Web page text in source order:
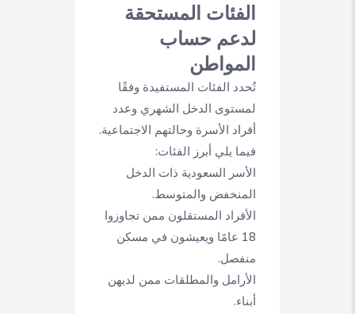
الفئات المستحقة
لدعم حساب
المواطن
تُحدد الفئات المستفيدة وفقًا
لمستوى الدخل الشهري وعدد
أفراد الأسرة وحالتهم الاجتماعية.
فيما يلي أبرز الفئات:
الأسر السعودية ذات الدخل
المنخفض والمتوسط.
الأفراد المستقلون ممن تجاوزوا
18 عامًا ويعيشون في مسكن
منفصل.
الأرامل والمطلقات ممن لديهن
أبناء.